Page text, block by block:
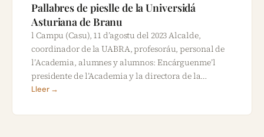
Pallabres de pieslle de la Universidá
Asturiana de Branu
l Campu (Casu), 11 d’agostu del 2023 Alcalde,
coordinador de la UABRA, profesoráu, personal de
l’Academia, alumnes y alumnos: Encárguenme’l
presidente de l’Academia y la directora de la…
Lleer →